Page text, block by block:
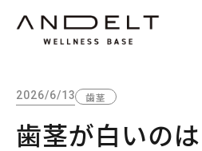
2026/6/13 歯茎
歯茎が白いの